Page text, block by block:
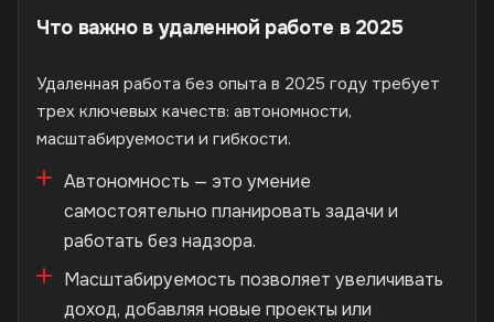
Что важно в удаленной работе в 2025
Удаленная работа без опыта в 2025 году требует
трех ключевых качеств: автономности,
масштабируемости и гибкости.
Автономность — это умение
самостоятельно планировать задачи и
работать без надзора.
Масштабируемость позволяет увеличивать
доход, добавляя новые проекты или